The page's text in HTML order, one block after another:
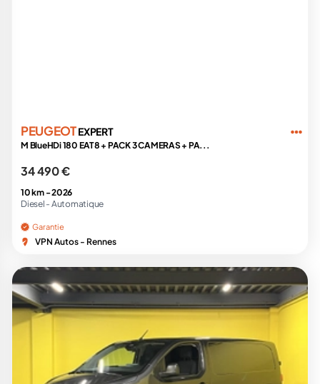
PEUGEOTEXPERT
M BlueHDi 180 EAT8 + PACK 3 CAMERAS + PA...
34 490 €
10 km -2026
Diesel - Automatique
Garantie
VPN Autos - Rennes